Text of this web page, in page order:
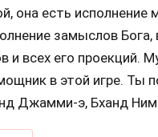
она есть исполнение
замыслов Бога,
и всех его проекций.
в этой игре. Ты
Джамми-э, Бханд